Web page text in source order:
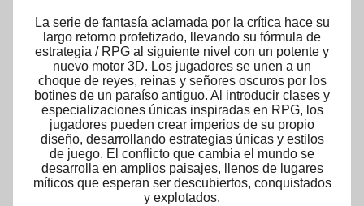
La serie de fantasía aclamada por la crítica hace su
largo retorno profetizado, llevando su fórmula de
estrategia / RPG al siguiente nivel con un potente y
nuevo motor 3D. Los jugadores se unen a un
choque de reyes, reinas y señores oscuros por los
botines de un paraíso antiguo. Al introducir clases y
especializaciones únicas inspiradas en RPG, los
jugadores pueden crear imperios de su propio
diseño, desarrollando estrategias únicas y estilos
de juego. El conflicto que cambia el mundo se
desarrolla en amplios paisajes, llenos de lugares
míticos que esperan ser descubiertos, conquistados
y explotados.